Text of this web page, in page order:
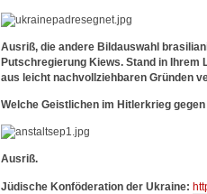
Ausriß, die andere Bildauswahl
Putschregierung Kiews. Stand in Ihrem
aus leicht nachvollziehbaren Gründen
Welche Geistlichen im Hitlerkrieg
Ausriß.
Jüdische Konföderation der Ukraine: